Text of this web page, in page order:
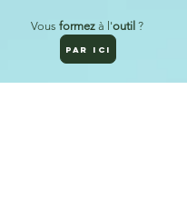
Vous formez à l'outil ?
PAR ICI